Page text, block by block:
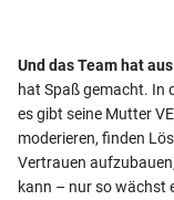
Und das Team hat
hat Spaß gemacht. In
es gibt seine Mutter
moderieren, finden
Vertrauen
kann – nur so wächst